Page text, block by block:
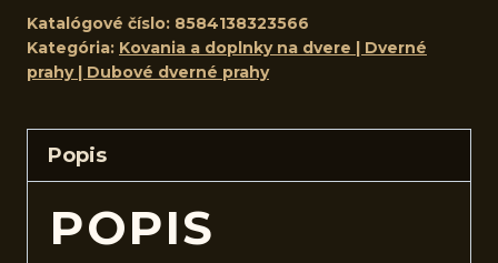
Katalógové číslo: 8584138323566
Kategória: Kovania a doplnky na dvere | Dverné
prahy | Dubové dverné prahy
Popis
POPIS